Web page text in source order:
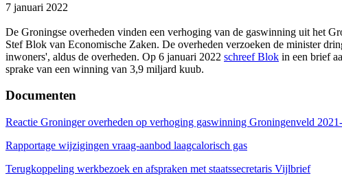
7 januari 2022
De Groningse overheden vinden een verhoging van de gaswinning uit het
Stef Blok van Economische Zaken. De overheden verzoeken de minister
inwoners', aldus de overheden. Op 6 januari 2022 schreef Blok in een brief
sprake van een winning van 3,9 miljard kuub.
Documenten
Reactie Groninger overheden op verhoging gaswinning Groningenveld
Rapportage wijzigingen vraag-aanbod laagcalorisch gas
Terugkoppeling werkbezoek en afspraken met staatssecretaris Vijlbrief